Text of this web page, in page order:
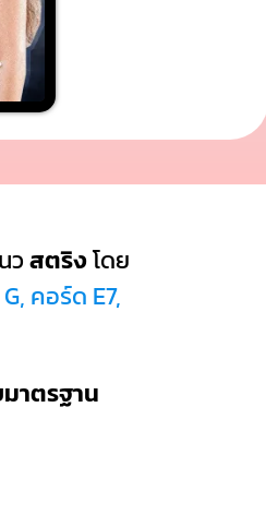
วสตริงโดย
คอร์ด E7,
าตรฐาน